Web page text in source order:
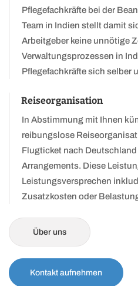
Pflegefachkräfte bei der
Team in Indien stellt damit
Arbeitgeber keine unnötige
Verwaltungsprozessen in
Pflegefachkräfte sich selber
Reiseorganisation
In Abstimmung mit Ihnen
reibungslose
Flugticket nach
Arrangements. Diese
Leistungsversprechen
Zusatzkosten oder
Über uns
Kontakt aufnehmen